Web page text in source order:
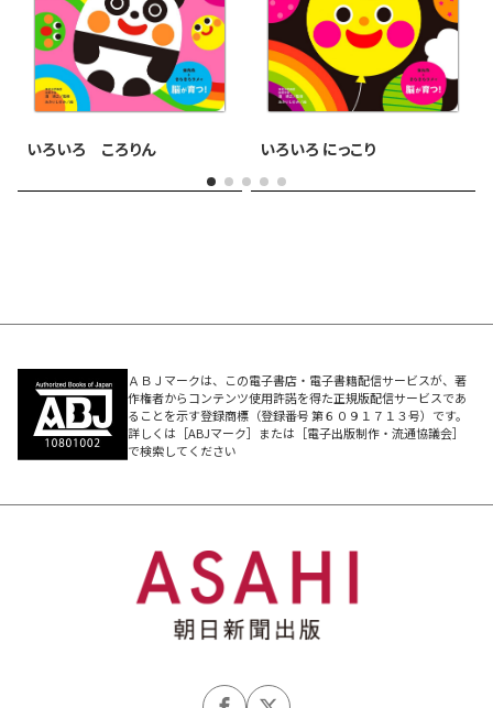
いろいろ ころりん いろいろ にっこり
ＡＢＪマークは、この電子書店・電子書籍配信サービスが、著
作権者からコンテンツ使用許諾を得た正規版配信サービスであ
ることを示す登録商標（登録番号 第６０９１７１３号）です。
詳しくは［ABJマーク］または［電子出版制作・流通協議会］
で検索してください